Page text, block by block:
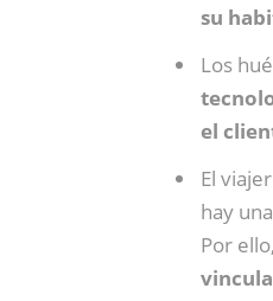
su
Los
el
El
hay una
Por